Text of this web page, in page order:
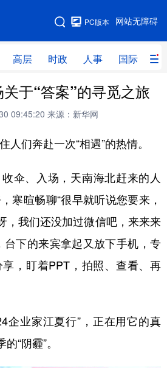
网站无障碍
PC版本
高层 时政 人事 国际 财
网站地图
时政 人事
网评
库 全球连线 教育
健康 军事
图片 政务
件 金融 汽车
信息化 数字经济
能源 会展
于“答案”的寻觅之旅
09:45:20 来源：新华网
人们奔赴一次“相遇”的热情。
伞、入场，天南海北赶来的人
寒暄畅聊“很早就听说您要来，
，我们还没加过微信吧，来来来
下的来宾拿起又放下手机，专
，盯着PPT，拍照、查看、再
企业家江夏行”，正在用它的真
“阴霾”。